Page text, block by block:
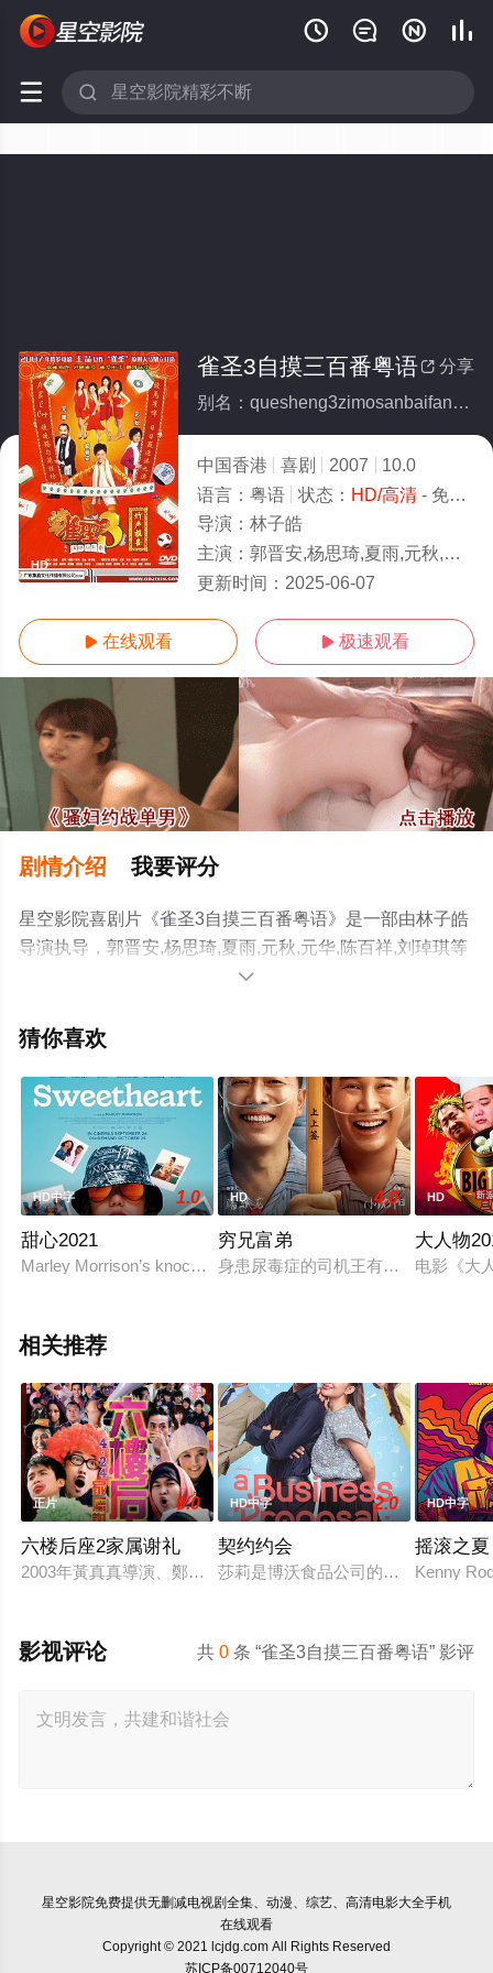
   
 
HD
 分享
雀圣3自摸三百番粤语
别名：quesheng3zimosanbaifanyueyu
中国香港 喜剧 2007
10.0
语言： 粤语 状态： HD/高清- 免费在线观看
导演： 林子皓
主演： 郭晋安,杨思琦,夏雨,元秋,元华,陈百祥,刘琸琪
更新时间： 2025-06-07
 在线观看  极速观看
剧情介绍 我要评分
星空影院喜剧片《雀圣3自摸三百番粤语》是一部由林子皓
导演执导，郭晋安,杨思琦,夏雨,元秋,元华,陈百祥,刘琸琪等
明星演员精彩演绎的中国香港电影，手机免费观看高清未
至豆瓣电影、电视猫或剧情网等平台了解。

猜你喜欢
HD中字 1.0
甜心2021
Marley Morrison’s knockout debut feature is a sharply observed
HD 4.0
穷兄富弟
身患尿毒症的司机王有财（潘斌龙
HD
大人物
电影《大
相关推荐
正片 8.0
六楼后座2家属谢礼
2003年黃真真導演、鄭丹瑞編劇的喜劇《六樓后座》拍出香港
HD中字 2.0
契约约会
莎莉是博沃食品公司的食品分析师，
HD中字
摇滚之夏
Kenny
共0 条 “雀圣3自摸三百番粤语” 影评
影视评论
星空影院免费提供无删减电视剧全集、动漫、综艺、高清电影大全手机
在线观看
Copyright © 2021 lcjdg.com All Rights Reserved
苏ICP备00712040号